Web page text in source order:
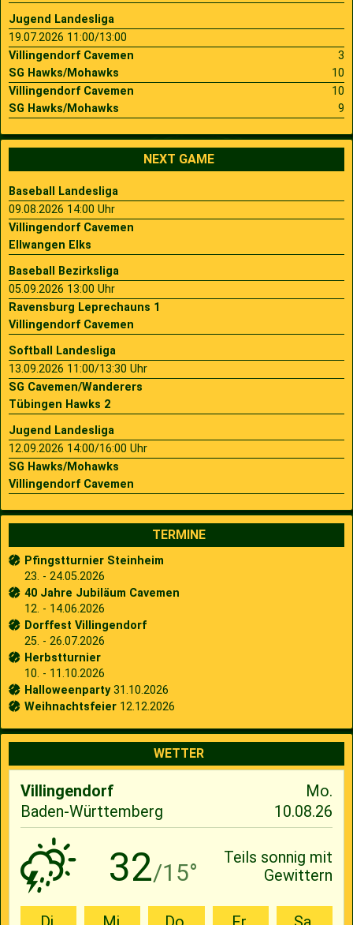
Jugend Landesliga
19.07.2026 11:00/13:00
Villingendorf Cavemen
3
SG Hawks/Mohawks
10
Villingendorf Cavemen
10
SG Hawks/Mohawks
9
NEXT GAME
Baseball Landesliga
09.08.2026 14:00 Uhr
Villingendorf Cavemen
Ellwangen Elks
Baseball Bezirksliga
05.09.2026 13:00 Uhr
Ravensburg Leprechauns 1
Villingendorf Cavemen
Softball Landesliga
13.09.2026 11:00/13:30 Uhr
SG Cavemen/Wanderers
Tübingen Hawks 2
Jugend Landesliga
12.09.2026 14:00/16:00 Uhr
SG Hawks/Mohawks
Villingendorf Cavemen
TERMINE
Pfingstturnier Steinheim
23. - 24.05.2026
40 Jahre Jubiläum Cavemen
12. - 14.06.2026
Dorffest Villingendorf
25. - 26.07.2026
Herbstturnier
10. - 11.10.2026
Halloweenparty31.10.2026
Weihnachtsfeier 12.12.2026
WETTER